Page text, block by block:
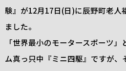
験』が12月17日(日)に辰野町老人
ました。
「世界最小のモータースポーツ
ム真っ只中『ミニ四駆』ですが、